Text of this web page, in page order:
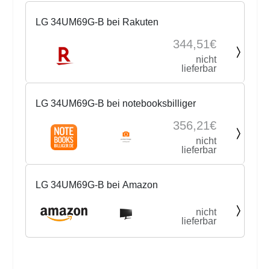
LG 34UM69G-B bei Rakuten
344,51€
nicht
lieferbar
LG 34UM69G-B bei notebooksbilliger
356,21€
nicht
lieferbar
LG 34UM69G-B bei Amazon
nicht
lieferbar